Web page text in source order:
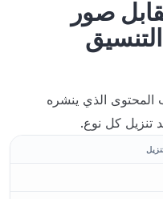
صور
الذي ينشره
تنزيل كل نوع.